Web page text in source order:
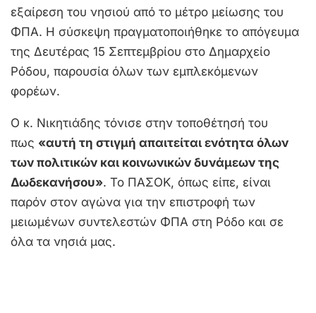
εξαίρεση του νησιού από το μέτρο μείωσης του
ΦΠΑ. Η σύσκεψη πραγματοποιήθηκε το απόγευμα
της Δευτέρας 15 Σεπτεμβρίου στο Δημαρχείο
Ρόδου, παρουσία όλων των εμπλεκόμενων
φορέων.
Ο κ. Νικητιάδης τόνισε στην τοποθέτησή του
πως «αυτή τη στιγμή απαιτείται ενότητα όλων
των πολιτικών και κοινωνικών δυνάμεων της
Δωδεκανήσου». Το ΠΑΣΟΚ, όπως είπε, είναι
παρόν στον αγώνα για την επιστροφή των
μειωμένων συντελεστών ΦΠΑ στη Ρόδο και σε
όλα τα νησιά μας.